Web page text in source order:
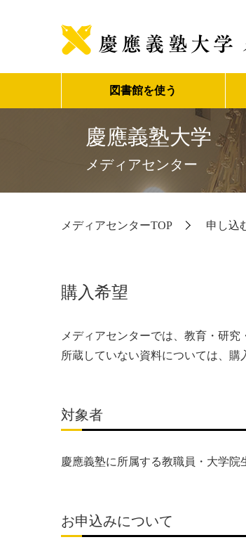
図書館を使う
慶應義塾大学
メディアセンター
メディアセンターTOP 申し込
購入希望
メディアセンターでは、教育・研究
所蔵していない資料については、購
対象者
慶應義塾に所属する教職員・大学
お申込みについて